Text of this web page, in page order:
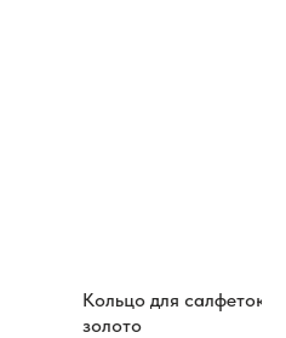
Кольцо для салфеток,
золото